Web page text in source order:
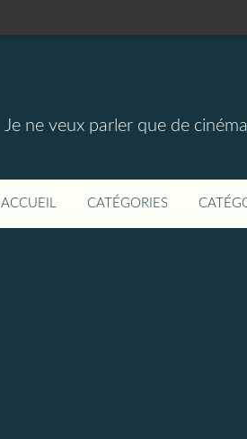
Je ne veux parler que de
ACCUEIL CATÉGORIES